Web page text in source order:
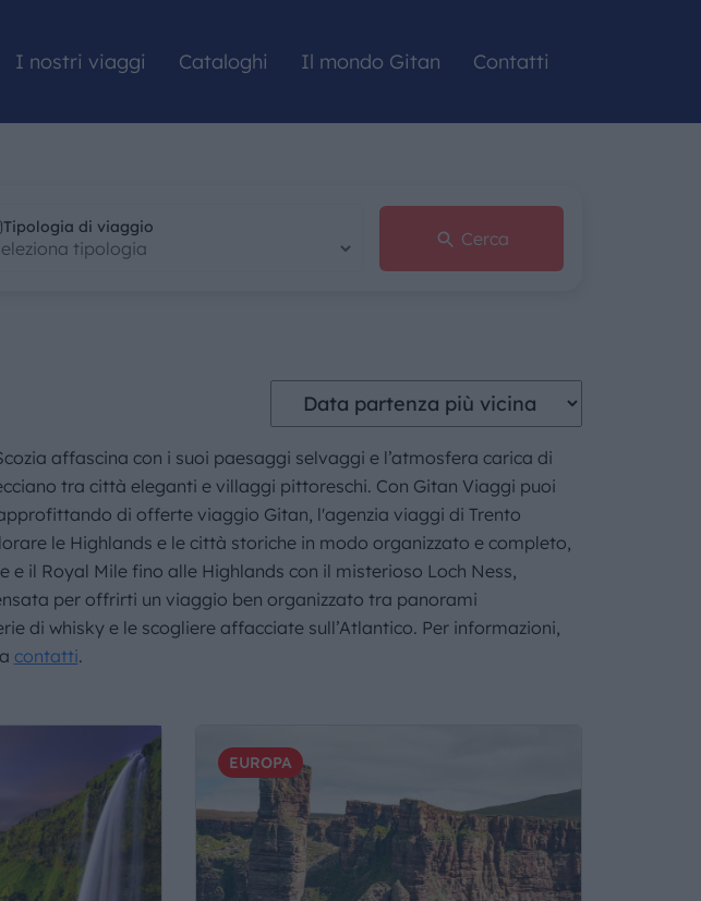
I nostri viaggi Cataloghi Il mondo Gitan Contatti
Tipologia di viaggio
Cerca
affascina con i suoi paesaggi selvaggi e l’atmosfera carica di
tra città eleganti e villaggi pittoreschi. Con Gitan Viaggi puoi
di offerte viaggio Gitan, l'agenzia viaggi di Trento
le Highlands e le città storiche in modo organizzato e completo,
e il Royal Mile fino alle Highlands con il misterioso Loch Ness,
per offrirti un viaggio ben organizzato tra panorami
di whisky e le scogliere affacciate sull’Atlantico. Per informazioni,
contatti.
EUROPA